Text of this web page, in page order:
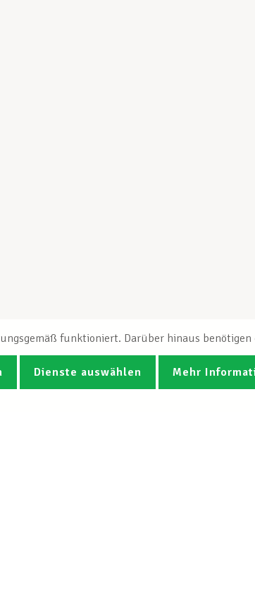
funktioniert. Darüber hinaus
Dienste auswählen Mehr